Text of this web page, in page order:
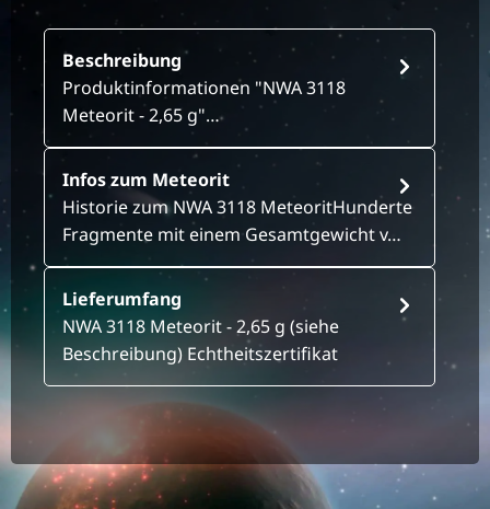
Beschreibung
Produktinformationen "NWA 3118
Meteorit - 2,65 g"…
Infos zum Meteorit
Historie zum NWA 3118 MeteoritHunderte
Fragmente mit einem Gesamtgewicht v…
Lieferumfang
NWA 3118 Meteorit - 2,65 g (siehe
Beschreibung) Echtheitszertifikat